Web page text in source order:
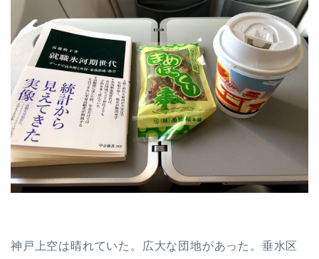
神戸上空は晴れていた。広大な団地があった。垂水区